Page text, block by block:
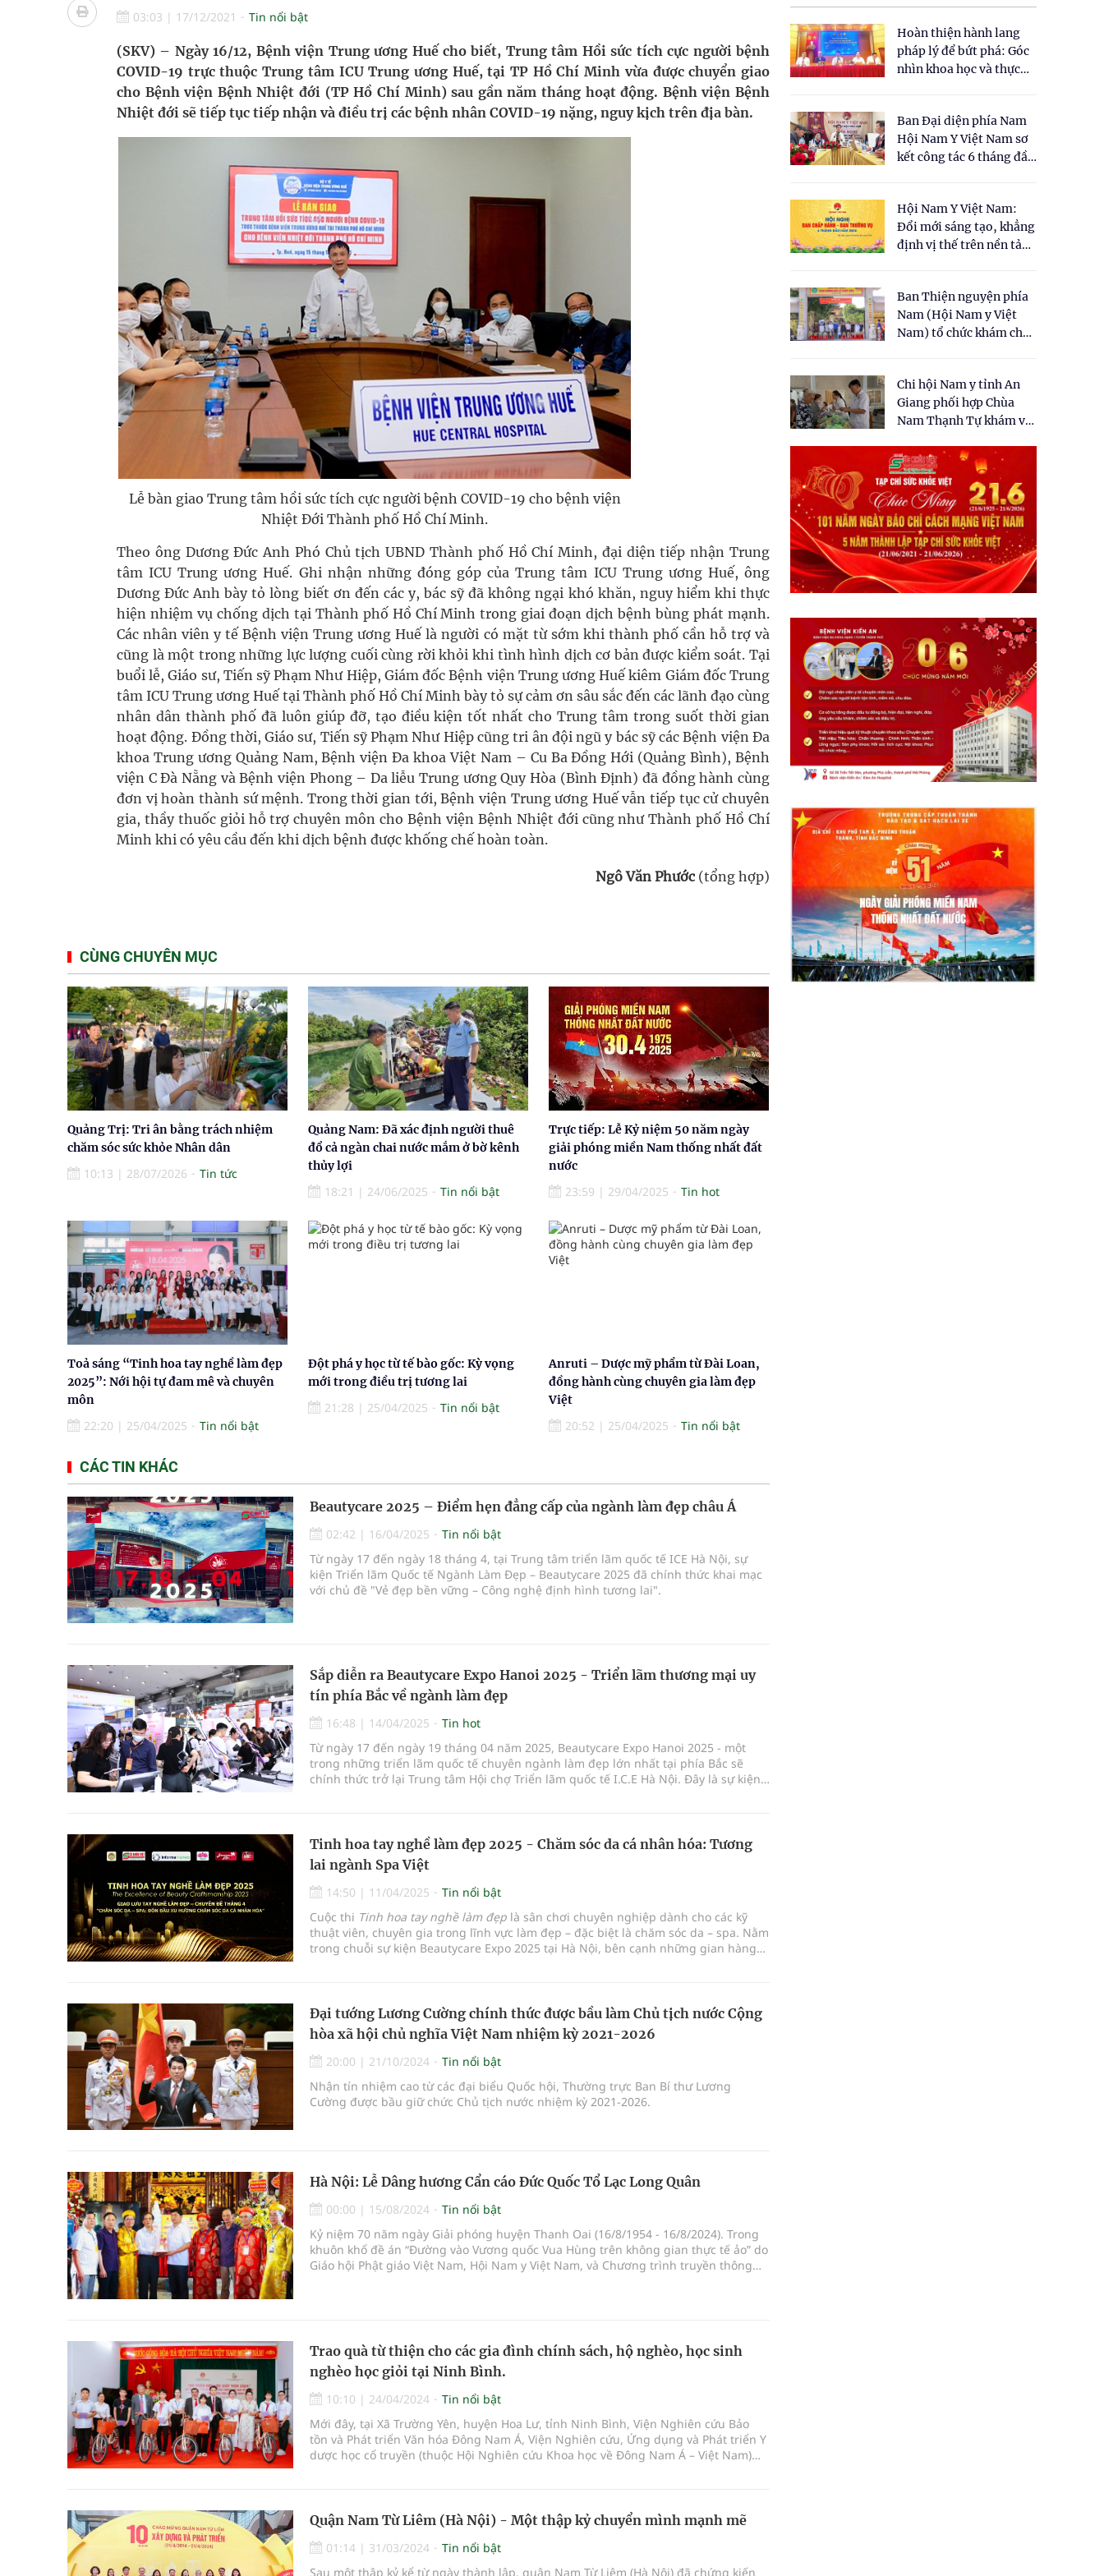
Tác Dụng Chống Kết Tập Tiểu Cầu Và Chống Đông Máu Của Các Loài Nhân Sâm (Panax Spp.): Tổng
Quan Bằng Chứng Dược Lý Và Cơ Chế Phân Tử
Xây dựng bản đồ mạng lưới cấp cứu ngoại viện toàn quốc
Dự báo thời tiết ngày 08/8/2026: Bắc Bộ nắng nóng, nhiệt độ cao nhất 35 độ
03:03 | 17/12/2021 Tin nổi bật
(SKV) – Ngày 16/12, Bệnh viện Trung ương Huế cho biết, Trung tâm Hồi sức tích cực người bệnh
COVID-19 trực thuộc Trung tâm ICU Trung ương Huế, tại TP Hồ Chí Minh vừa được chuyển giao
cho Bệnh viện Bệnh Nhiệt đới (TP Hồ Chí Minh) sau gần năm tháng hoạt động. Bệnh viện Bệnh
Nhiệt đới sẽ tiếp tục tiếp nhận và điều trị các bệnh nhân COVID-19 nặng, nguy kịch trên địa bàn.
Lễ bàn giao Trung tâm hồi sức tích cực người bệnh COVID-19 cho bệnh viện
Nhiệt Đới Thành phố Hồ Chí Minh.
Theo ông Dương Đức Anh Phó Chủ tịch UBND Thành phố Hồ Chí Minh, đại diện tiếp nhận Trung
tâm ICU Trung ương Huế. Ghi nhận những đóng góp của Trung tâm ICU Trung ương Huế, ông
Dương Đức Anh bày tỏ lòng biết ơn đến các y, bác sỹ đã không ngại khó khăn, nguy hiểm khi thực
hiện nhiệm vụ chống dịch tại Thành phố Hồ Chí Minh trong giai đoạn dịch bệnh bùng phát mạnh.
Các nhân viên y tế Bệnh viện Trung ương Huế là người có mặt từ sớm khi thành phố cần hỗ trợ và
cũng là một trong những lực lượng cuối cùng rời khỏi khi tình hình dịch cơ bản được kiểm soát. Tại
buổi lễ, Giáo sư, Tiến sỹ Phạm Như Hiệp, Giám đốc Bệnh viện Trung ương Huế kiêm Giám đốc Trung
tâm ICU Trung ương Huế tại Thành phố Hồ Chí Minh bày tỏ sự cảm ơn sâu sắc đến các lãnh đạo cùng
nhân dân thành phố đã luôn giúp đỡ, tạo điều kiện tốt nhất cho Trung tâm trong suốt thời gian
hoạt động. Đồng thời, Giáo sư, Tiến sỹ Phạm Như Hiệp cũng tri ân đội ngũ y bác sỹ các Bệnh viện Đa
khoa Trung ương Quảng Nam, Bệnh viện Đa khoa Việt Nam – Cu Ba Đồng Hới (Quảng Bình), Bệnh
viện C Đà Nẵng và Bệnh viện Phong – Da liễu Trung ương Quy Hòa (Bình Định) đã đồng hành cùng
đơn vị hoàn thành sứ mệnh. Trong thời gian tới, Bệnh viện Trung ương Huế vẫn tiếp tục cử chuyên
gia, thầy thuốc giỏi hỗ trợ chuyên môn cho Bệnh viện Bệnh Nhiệt đới cũng như Thành phố Hồ Chí
Minh khi có yêu cầu đến khi dịch bệnh được khống chế hoàn toàn.
Ngô Văn Phước (tổng hợp)
CÙNG CHUYÊN MỤC
Quảng Trị: Tri ân bằng trách nhiệm
chăm sóc sức khỏe Nhân dân
10:13 | 28/07/2026 Tin tức
Quảng Nam: Đã xác định người thuê
đổ cả ngàn chai nước mắm ở bờ kênh
thủy lợi
18:21 | 24/06/2025 Tin nổi bật
Trực tiếp: Lễ Kỷ niệm 50 năm ngày
giải phóng miền Nam thống nhất đất
nước
23:59 | 29/04/2025 Tin hot
Toả sáng “Tinh hoa tay nghề làm đẹp
2025”: Nới hội tự đam mê và chuyên
môn
22:20 | 25/04/2025 Tin nổi bật
Đột phá y học từ tế bào gốc: Kỳ vọng
mới trong điều trị tương lai
21:28 | 25/04/2025 Tin nổi bật
Anruti – Dược mỹ phẩm từ Đài Loan,
đồng hành cùng chuyên gia làm đẹp
Việt
20:52 | 25/04/2025 Tin nổi bật
CÁC TIN KHÁC
Beautycare 2025 – Điểm hẹn đẳng cấp của ngành làm đẹp châu Á
02:42 | 16/04/2025
Tin nổi bật
Từ ngày 17 đến ngày 18 tháng 4, tại Trung tâm triển lãm quốc tế ICE Hà Nội, sự
kiện Triển lãm Quốc tế Ngành Làm Đẹp – Beautycare 2025 đã chính thức khai mạc
với chủ đề "Vẻ đẹp bền vững – Công nghệ định hình tương lai".
Sắp diễn ra Beautycare Expo Hanoi 2025 - Triển lãm thương mại uy
tín phía Bắc về ngành làm đẹp
16:48 | 14/04/2025
Tin hot
Từ ngày 17 đến ngày 19 tháng 04 năm 2025, Beautycare Expo Hanoi 2025 - một
trong những triển lãm quốc tế chuyên ngành làm đẹp lớn nhất tại phía Bắc sẽ
chính thức trở lại Trung tâm Hội chợ Triển lãm quốc tế I.C.E Hà Nội. Đây là sự kiện
Tinh hoa tay nghề làm đẹp 2025 - Chăm sóc da cá nhân hóa: Tương
lai ngành Spa Việt
14:50 | 11/04/2025
Tin nổi bật
Cuộc thi Tinh hoa tay nghề làm đẹp là sân chơi chuyên nghiệp dành cho các kỹ
thuật viên, chuyên gia trong lĩnh vực làm đẹp – đặc biệt là chăm sóc da – spa. Nằm
trong chuỗi sự kiện Beautycare Expo 2025 tại Hà Nội, bên cạnh những gian hàng
Đại tướng Lương Cường chính thức được bầu làm Chủ tịch nước Cộng
hòa xã hội chủ nghĩa Việt Nam nhiệm kỳ 2021-2026
20:00 | 21/10/2024
Tin nổi bật
Nhận tín nhiệm cao từ các đại biểu Quốc hội, Thường trực Ban Bí thư Lương
Cường được bầu giữ chức Chủ tịch nước nhiệm kỳ 2021-2026.
Hà Nội: Lễ Dâng hương Cẩn cáo Đức Quốc Tổ Lạc Long Quân
00:00 | 15/08/2024
Tin nổi bật
Kỷ niệm 70 năm ngày Giải phóng huyện Thanh Oai (16/8/1954 - 16/8/2024). Trong
khuôn khổ đề án “Đường vào Vương quốc Vua Hùng trên không gian thực tế ảo” do
Giáo hội Phật giáo Việt Nam, Hội Nam y Việt Nam, và Chương trình truyền thông
Trao quà từ thiện cho các gia đình chính sách, hộ nghèo, học sinh
nghèo học giỏi tại Ninh Bình.
10:10 | 24/04/2024
Tin nổi bật
Mới đây, tại Xã Trường Yên, huyện Hoa Lư, tỉnh Ninh Bình, Viện Nghiên cứu Bảo
tồn và Phát triển Văn hóa Đông Nam Á, Viện Nghiên cứu, Ứng dụng và Phát triển Y
dược học cổ truyền (thuộc Hội Nghiên cứu Khoa học về Đông Nam Á – Việt Nam)
Quận Nam Từ Liêm (Hà Nội) - Một thập kỷ chuyển mình mạnh mẽ
01:14 | 31/03/2024
Tin nổi bật
Sau một thập kỷ kể từ ngày thành lập, quận Nam Từ Liêm (Hà Nội) đã chứng kiến
Hoàn thiện hành lang
pháp lý để bứt phá: Góc
nhìn khoa học và thực
cho Luật Y dược cổ
truyền Việt Nam"
Ban Đại diện phía Nam
Hội Nam Y Việt Nam sơ
kết công tác 6 tháng đầu
Hội Nam Y Việt Nam:
Đổi mới sáng tạo, khẳng
định vị thế trên nền tảng
Ban Thiện nguyện phía
Nam (Hội Nam y Việt
Nam) tổ chức khám chữa
dân tại xã Tân Tập
Chi hội Nam y tỉnh An
Giang phối hợp Chùa
Nam Thạnh Tự khám và
nhân dân